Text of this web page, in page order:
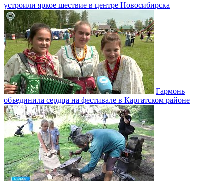
устроили яркое шествие в центре Новосибирска
Гармонь
объединила сердца на фестивале в Каргатском районе